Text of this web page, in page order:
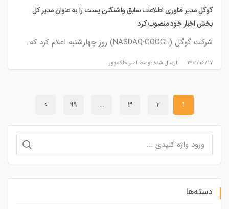
گوگل مدیر فناوری اطلاعات سابق واشنگتن پست را به عنوان مدیر کل
بخش اخبار خود منصوب کرد
شرکت گوگل (NASDAQ:GOOGL) روز چهارشنبه اعلام کرد که…
۱۴۰۱/۰۶/۱۷ ارسال شده توسط امیر ملک پور
1
2
3
…
99
برای:
دسته‌ها